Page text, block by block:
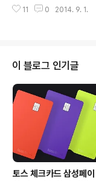
최적화를 대두면 사용하는
화가 나더군요. 끊을려고 하
고 전화기를 멀리 다른곳에
져 있더군요. ㅋ 요즘은 이
않습니다. 스마트폰의 특성
하여 제가 받아야 할지 말아
런 광고성 전화 때문에 큰
화 번호 스미싱 차단 어플 ..
11 0 2014. 9. 1.
이 블로그 인기글
토스 체크카드 삼성페이